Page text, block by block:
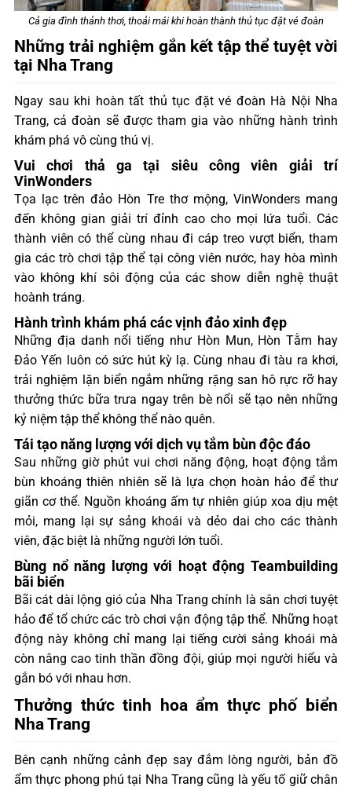
Cả gia đình thảnh thơi, thoải mái khi hoàn thành thủ tục đặt vé đoàn
Những trải nghiệm gắn kết tập thể tuyệt vời
tại Nha Trang
Ngay sau khi hoàn tất thủ tục đặt vé đoàn Hà Nội Nha
Trang, cả đoàn sẽ được tham gia vào những hành trình
khám phá vô cùng thú vị.
Vui chơi thả ga tại siêu công viên giải trí
VinWonders
Tọa lạc trên đảo Hòn Tre thơ mộng, VinWonders mang
đến không gian giải trí đỉnh cao cho mọi lứa tuổi. Các
thành viên có thể cùng nhau đi cáp treo vượt biển, tham
gia các trò chơi tập thể tại công viên nước, hay hòa mình
vào không khí sôi động của các show diễn nghệ thuật
hoành tráng.
Hành trình khám phá các vịnh đảo xinh đẹp
Những địa danh nổi tiếng như Hòn Mun, Hòn Tằm hay
Đảo Yến luôn có sức hút kỳ lạ. Cùng nhau đi tàu ra khơi,
trải nghiệm lặn biển ngắm những rặng san hô rực rỡ hay
thưởng thức bữa trưa ngay trên bè nổi sẽ tạo nên những
kỷ niệm tập thể không thể nào quên.
Tái tạo năng lượng với dịch vụ tắm bùn độc đáo
Sau những giờ phút vui chơi năng động, hoạt động tắm
bùn khoáng thiên nhiên sẽ là lựa chọn hoàn hảo để thư
giãn cơ thể. Nguồn khoáng ấm tự nhiên giúp xoa dịu mệt
mỏi, mang lại sự sảng khoái và dẻo dai cho các thành
viên, đặc biệt là những người lớn tuổi.
Bùng nổ năng lượng với hoạt động Teambuilding
bãi biển
Bãi cát dài lộng gió của Nha Trang chính là sân chơi tuyệt
hảo để tổ chức các trò chơi vận động tập thể. Những hoạt
động này không chỉ mang lại tiếng cười sảng khoái mà
còn nâng cao tinh thần đồng đội, giúp mọi người hiểu và
gắn bó với nhau hơn.
Thưởng thức tinh hoa ẩm thực phố biển
Nha Trang
Bên cạnh những cảnh đẹp say đắm lòng người, bản đồ
ẩm thực phong phú tại Nha Trang cũng là yếu tố giữ chân